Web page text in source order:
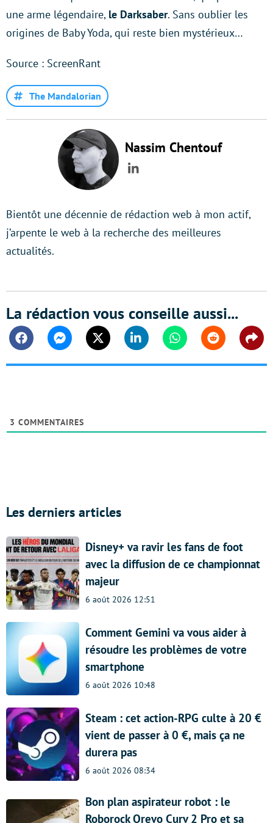
une arme légendaire, le Darksaber. Sans oublier les
origines de Baby Yoda, qui reste bien mystérieux…
Source : ScreenRant
The Mandalorian
Nassim Chentouf
LinkedIn
Bientôt une décennie de rédaction web à mon actif,
j’arpente le web à la recherche des meilleures
actualités.
La rédaction vous conseille aussi...
FacebookMessengerTwitter Linkedin WhatsappReddit
3 COMMENTAIRES
Les derniers articles
Disney+ va ravir les fans de foot
avec la diffusion de ce championnat
majeur
6 août 2026 12:51
Comment Gemini va vous aider à
résoudre les problèmes de votre
smartphone
6 août 2026 10:48
Steam : cet action-RPG culte à 20 €
vient de passer à 0 €, mais ça ne
durera pas
6 août 2026 08:34
Bon plan aspirateur robot : le
Roborock Qrevo Curv 2 Pro et sa